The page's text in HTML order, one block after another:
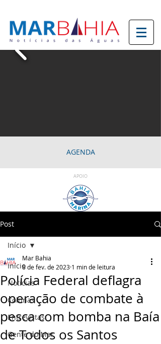
AGENDA
APOIO
Post
Início
Notícias
Colunas
Entrevistas
Gente do Mar
Início
Polícia Federal deflagra
operação de combate à
pesca com bomba na Baía
de Todos os Santos
Mar Bahia
8 de fev. de 2023 1 min de leitura